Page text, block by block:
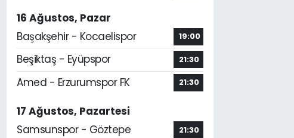
16 Ağustos, Pazar
Başakşehir - Kocaelispor
19:00
Beşiktaş - Eyüpspor 21:30
Amed - Erzurumspor FK 21:30
17 Ağustos, Pazartesi
Samsunspor - Göztepe
21:30